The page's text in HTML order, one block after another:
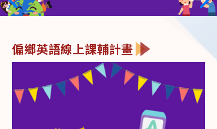
偏鄉英語線上課輔計畫